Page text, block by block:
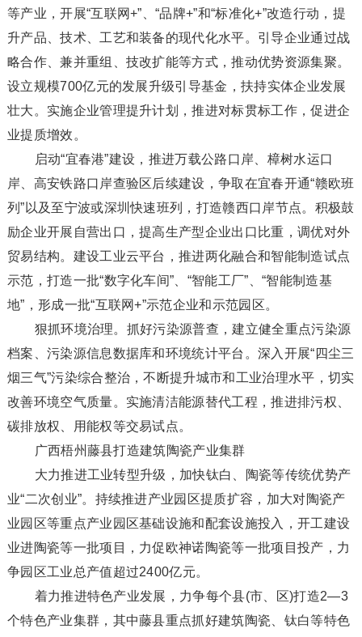
等产业，开展“互联网+”、“品牌+”和“标准化+”改造行动，提
升产品、技术、工艺和装备的现代化水平。引导企业通过战
略合作、兼并重组、技改扩能等方式，推动优势资源集聚。
设立规模700亿元的发展升级引导基金，扶持实体企业发展
壮大。实施企业管理提升计划，推进对标贯标工作，促进企
业提质增效。
启动“宜春港”建设，推进万载公路口岸、樟树水运口
岸、高安铁路口岸查验区后续建设，争取在宜春开通“赣欧班
列”以及至宁波或深圳快速班列，打造赣西口岸节点。积极鼓
励企业开展自营出口，提高生产型企业出口比重，调优对外
贸易结构。建设工业云平台，推进两化融合和智能制造试点
示范，打造一批“数字化车间”、“智能工厂”、“智能制造基
地”，形成一批“互联网+”示范企业和示范园区。
狠抓环境治理。抓好污染源普查，建立健全重点污染源
档案、污染源信息数据库和环境统计平台。深入开展“四尘三
烟三气”污染综合整治，不断提升城市和工业治理水平，切实
改善环境空气质量。实施清洁能源替代工程，推进排污权、
碳排放权、用能权等交易试点。
广西梧州藤县打造建筑陶瓷产业集群
大力推进工业转型升级，加快钛白、陶瓷等传统优势产
业“二次创业”。持续推进产业园区提质扩容，加大对陶瓷产
业园区等重点产业园区基础设施和配套设施投入，开工建设
业进陶瓷等一批项目，力促欧神诺陶瓷等一批项目投产，力
争园区工业总产值超过2400亿元。
着力推进特色产业发展，力争每个县(市、区)打造2—3
个特色产业集群，其中藤县重点抓好建筑陶瓷、钛白等特色